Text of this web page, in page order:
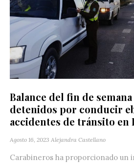
Balance del fin de
detenidos por conducir
accidentes de tránsito en
Agosto 16, 2023 Alejandra Castellano
Carabineros ha proporcionado un